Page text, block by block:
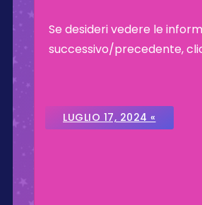
Se desideri vedere le
successivo/precedente,
LUGLIO 17, 2024 «